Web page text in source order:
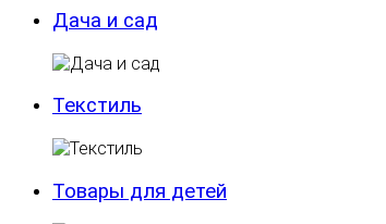
Дача и сад
Текстиль
Товары для детей